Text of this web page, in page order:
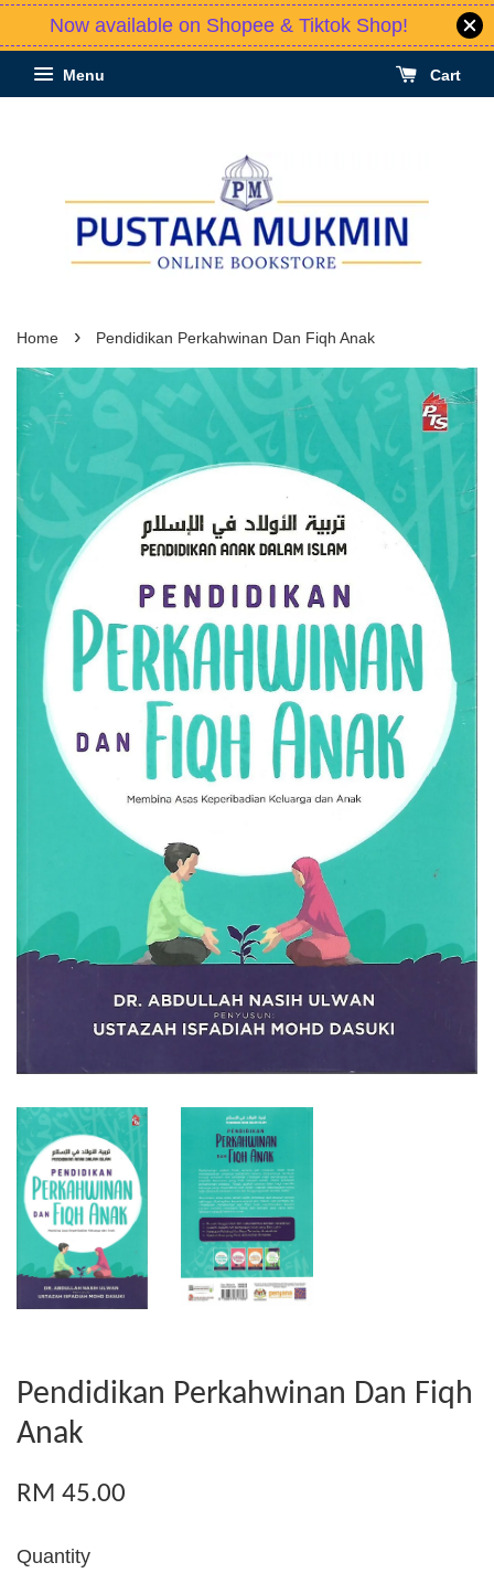
Now available on Shopee & Tiktok Shop!
Menu Cart
Home › Pendidikan Perkahwinan Dan Fiqh Anak
Pendidikan Perkahwinan Dan Fiqh
Anak
RM 45.00
Quantity